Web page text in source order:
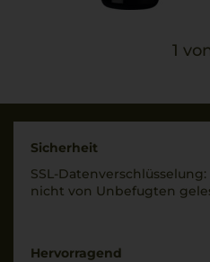
1
Sicherheit
SSL-
nicht von Unbe­fugten
Hervorragend